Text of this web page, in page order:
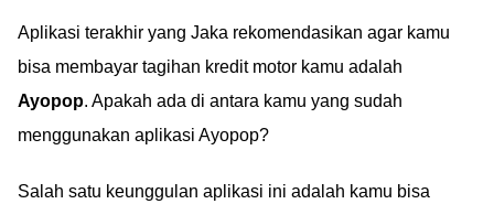
Aplikasi terakhir yang Jaka rekomendasikan agar kamu
bisa membayar tagihan kredit motor kamu adalah
Ayopop. Apakah ada di antara kamu yang sudah
menggunakan aplikasi Ayopop?
Salah satu keunggulan aplikasi ini adalah kamu bisa